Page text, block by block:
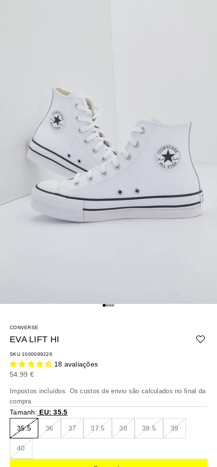
Ir para o artigo 1
Ir para o artigo 2
Ir para o artigo 3
Ir para o artigo 4
CONVERSE
EVA LIFT HI
SKU 1000089226
18 avaliações
Preço promocional
54,99 €
Impostos incluídos. Oscustos de envio são calculados no final da
compra
Tamanh: EU: 35.5
35.5 36 37 37.5 38 38.5 39
40